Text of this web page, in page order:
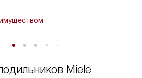
технологии в бытовой
Miele